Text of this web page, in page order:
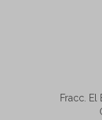
Fracc. El